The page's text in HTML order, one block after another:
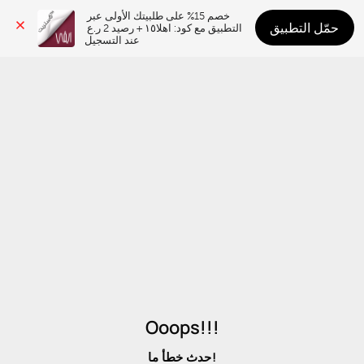
عند التسجيل
حمّل التطبيق
Ooops!!!
حدث خطأ ما!